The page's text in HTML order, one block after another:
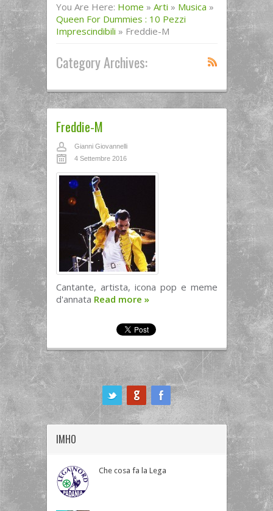
You Are Here: Home » Arti » Musica »
Queen For Dummies : 10 Pezzi
Imprescindibili » Freddie-M
Category Archives:
Freddie-M
Gianni Giovannelli
4 Settembre 2016
Cantante, artista, icona pop e meme
d'annata Read more »
IMHO
Che cosa fa la Lega